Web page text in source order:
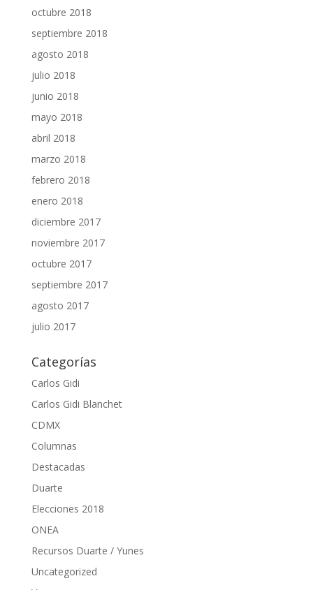
octubre 2018
septiembre 2018
agosto 2018
julio 2018
junio 2018
mayo 2018
abril 2018
marzo 2018
febrero 2018
enero 2018
diciembre 2017
noviembre 2017
octubre 2017
septiembre 2017
agosto 2017
julio 2017
Categorías
Carlos Gidi
Carlos Gidi Blanchet
CDMX
Columnas
Destacadas
Duarte
Elecciones 2018
ONEA
Recursos Duarte / Yunes
Uncategorized